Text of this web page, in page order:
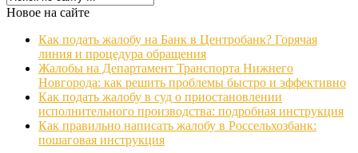
Новое на сайте
Как подать жалобу на Банк в Центробанк? Горячая
линия и процедура обращения
Жалобы на Департамент Транспорта Нижнего
Новгорода: как решить проблемы быстро и эффективно
Как подать жалобу в суд о приостановлении
исполнительного производства: подробная инструкция
Как правильно написать жалобу в Россельхозбанк:
пошаговая инструкция